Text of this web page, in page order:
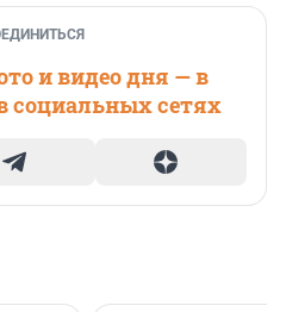
и видео дня — в
социальных сетях